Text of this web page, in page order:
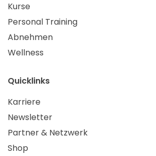
Kurse
Personal Training
Abnehmen
Wellness
Quicklinks
Karriere
Newsletter
Partner & Netzwerk
Shop